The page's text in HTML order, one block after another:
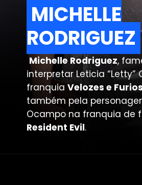
MICHELLE
RODRIGUEZ
MICHELLE
RODRIGUEZ
Michelle Rodriguez,
interpretar Leticia “Letty”
franquiaVelozes e
também pela
Ocampo na franquia de
Resident Evil.